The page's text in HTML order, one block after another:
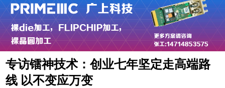
专访镭神技术：创业七年坚定走高端路
线 以不变应万变